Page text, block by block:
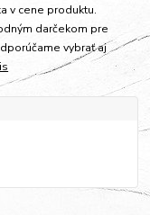
v cene produktu.
darčekom pre
vybrať aj